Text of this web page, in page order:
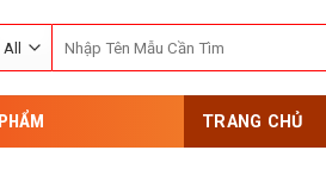
for:
TRANG CHỦ